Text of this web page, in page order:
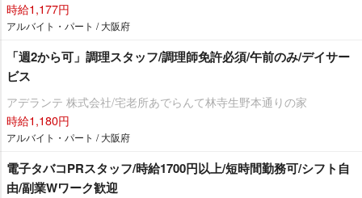
時給1,177円
アルバイト・パート / 大阪府
「週2から可」調理スタッフ/調理師免許必須/午前のみ/デイサー
ビス
アデランテ 株式会社/宅老所あでらんて林寺生野本通りの家
時給1,180円
アルバイト・パート / 大阪府
電子タバコPRスタッフ/時給1700円以上/短時間勤務可/シフト自
由/副業Wワーク歓迎